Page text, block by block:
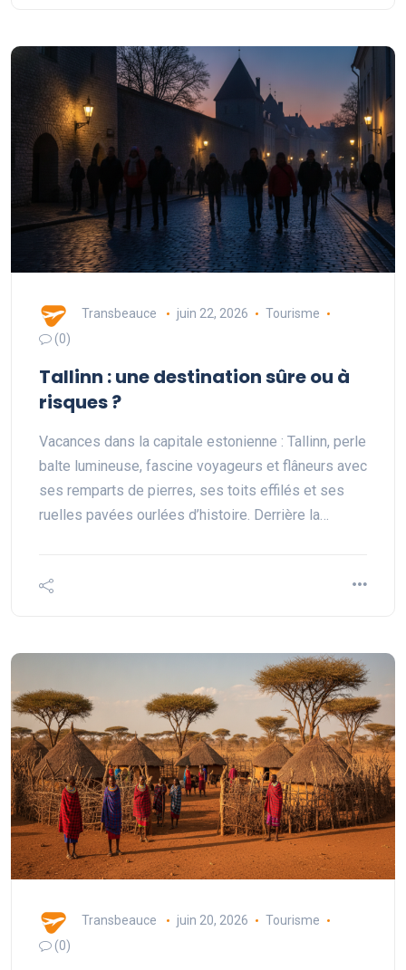
Transbeauce juin 22, 2026
Tourisme
(0)
Tallinn : une destination sûre ou à
risques ?
Vacances dans la capitale estonienne : Tallinn, perle
balte lumineuse, fascine voyageurs et flâneurs avec
ses remparts de pierres, ses toits effilés et ses
ruelles pavées ourlées d’histoire. Derrière la…
Transbeauce juin 20, 2026
Tourisme
(0)